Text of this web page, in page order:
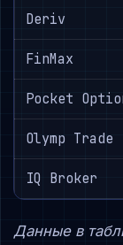
Deriv
FinMax
Pocket
Olymp Trade
IQ Broker
Данные в